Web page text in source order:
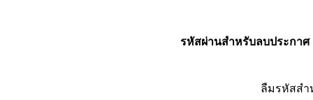
รหัสผ่านสำหรับลบประกาศ
ลืมรหัสส